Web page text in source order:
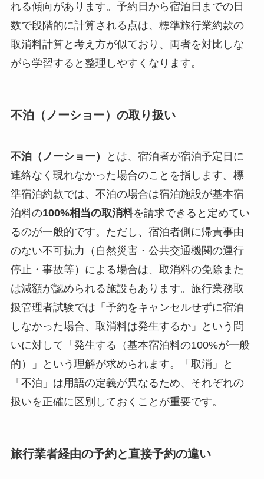
れる傾向があります。予約日から宿泊日までの日
数で段階的に計算される点は、標準旅行業約款の
取消料計算と考え方が似ており、両者を対比しな
がら学習すると整理しやすくなります。
不泊（ノーショー）の取り扱い
不泊（ノーショー）
とは、宿泊者が宿泊予定日に
連絡なく現れなかった場合のことを指します。標
準宿泊約款では、不泊の場合は宿泊施設が基本宿
泊料の100%相当の取消料を請求できると定めてい
るのが一般的です。ただし、宿泊者側に帰責事由
のない不可抗力（自然災害・公共交通機関の運行
停止・事故等）による場合は、取消料の免除また
は減額が認められる施設もあります。旅行業務取
扱管理者試験では「予約をキャンセルせずに宿泊
しなかった場合、取消料は発生するか」という問
いに対して「発生する（基本宿泊料の100%が一般
的）」という理解が求められます。「取消」と
「不泊」は用語の定義が異なるため、それぞれの
扱いを正確に区別しておくことが重要です。
旅行業者経由の予約と直接予約の違い